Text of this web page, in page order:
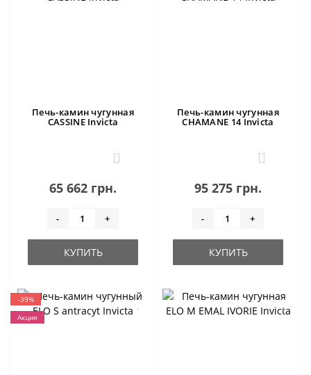
Печь-камин чугунная
CASSINE Invicta
0
65 662 грн.
- +
КУПИТЬ
Печь-камин чугунная
CHAMANE 14 Invicta
1
95 275 грн.
- +
КУПИТЬ
-39%
Акция